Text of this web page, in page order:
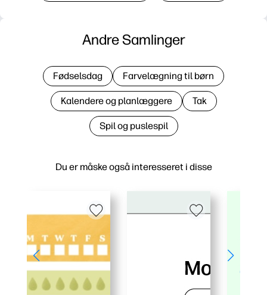
Du er måske også interesseret i disse
Andre Samlinger
Fødselsdag Farvelægning til børn
Kalendere og planlæggere Tak
Spil og puslespil